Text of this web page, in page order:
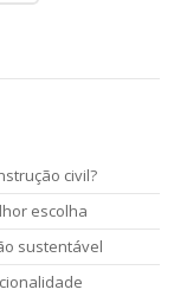
civil?
escolha
sustentável